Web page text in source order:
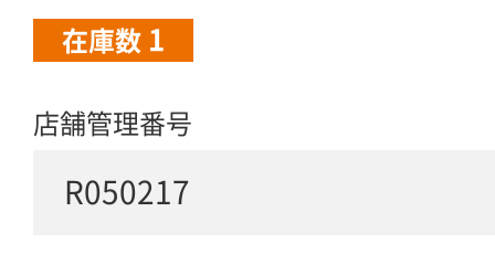
在庫数 1
店舗管理番号
R050217